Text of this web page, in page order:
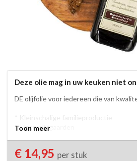
Deze olie mag in uw keuken niet
DE olijfolie voor iedereen die van
* Kleinschalige familieproductie
* Eigen olijfgaarden
* Super voor dressings en salades
Toon meer
€ 14,95 per stuk